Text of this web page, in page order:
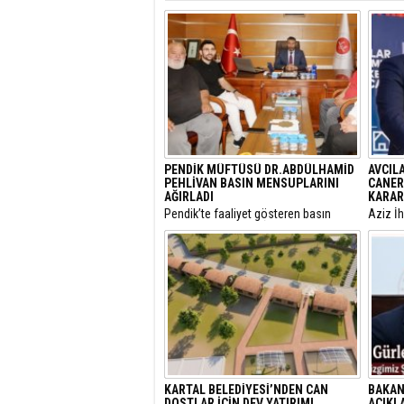
PENDİK MÜFTÜSÜ DR.ABDÜLHAMİD
PEHLİVAN BASIN MENSUPLARINI
AĞIRLADI
​Pendik’te faaliyet gösteren basın
mensupları, Pendik İlçe Müftülüğü
görevine başlayan Dr. Abdulhamid
Pehlivan’ı makamında ziyaret ederek
yeni görevi için tebriklerini iletti.
KARARI
​Aziz
Utku
KARTAL BELEDİYESİ’NDEN CAN